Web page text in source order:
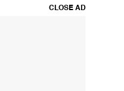
CLOSE AD